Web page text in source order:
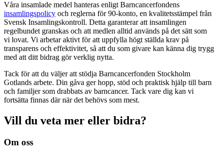
Våra insamlade medel hanteras enligt Barncancerfondens
insamlingspolicy och reglerna för 90-konto, en kvalitetsstämpel från
Svensk Insamlingskontroll. Detta garanterar att insamlingen
regelbundet granskas och att medlen alltid används på det sätt som
vi lovat. Vi arbetar aktivt för att uppfylla högt ställda krav på
transparens och effektivitet, så att du som givare kan känna dig trygg
med att ditt bidrag gör verklig nytta.
Tack för att du väljer att stödja Barncancerfonden Stockholm
Gotlands arbete. Din gåva ger hopp, stöd och praktisk hjälp till barn
och familjer som drabbats av barncancer. Tack vare dig kan vi
fortsätta finnas där när det behövs som mest.
Vill du veta mer eller bidra?
Om oss